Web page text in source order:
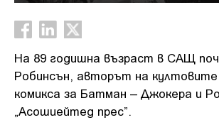
На 89 годишна възраст в САЩ
Робинсън, авторът на
комикса за Батман – Джокера и
„Асошиейтед прес”.